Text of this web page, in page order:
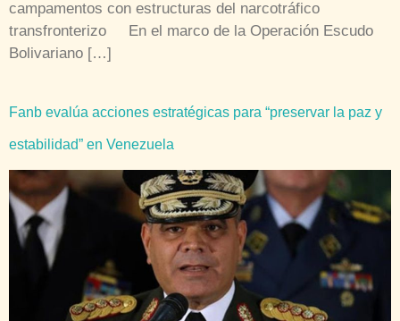
campamentos con estructuras del narcotráfico
transfronterizo En el marco de la Operación Escudo
Bolivariano […]
Fanb evalúa acciones estratégicas para “preservar la paz y
estabilidad” en Venezuela